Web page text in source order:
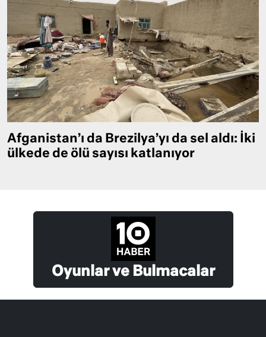
Afganistan’ı da Brezilya’yı da sel aldı: İki
ülkede de ölü sayısı katlanıyor
Oyunlar ve Bulmacalar